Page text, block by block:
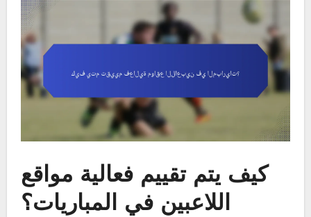
كيف يتم تقييم فعالية مواقع
اللاعبين في المباريات؟